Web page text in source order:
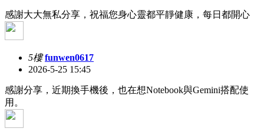
感謝大大無私分享，祝福您身心靈都平靜健康，每日都開心
5樓 funwen0617
2026-5-25 15:45
感謝分享，近期換手機後，也在想Notebook與Gemini搭配使
用。